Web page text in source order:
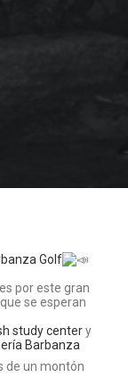
Golf
por este gran
se esperan
study centery
Barbanza
de un montón